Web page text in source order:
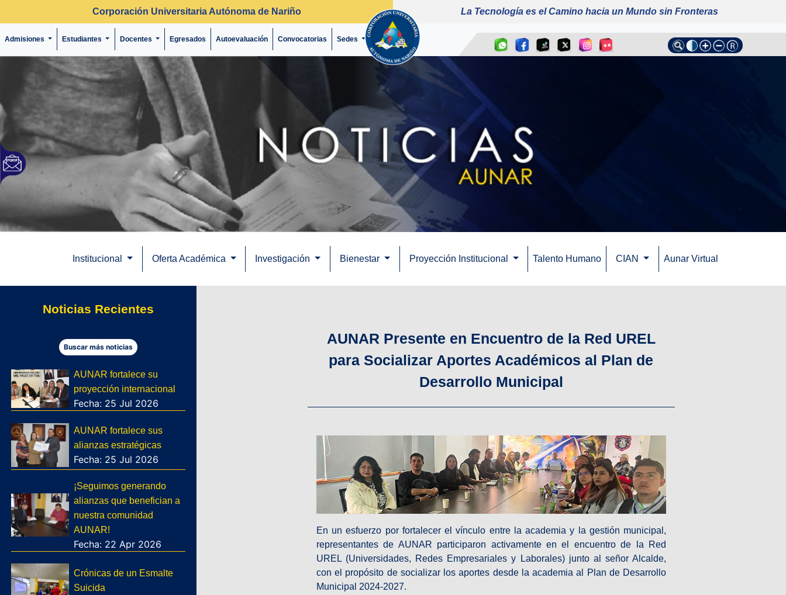
Corporación Universitaria Autónoma de Nariño La Tecnología es el Camino hacia un Mundo sin Fronteras
Admisiones Estudiantes Docentes Egresados Autoevaluación Convocatorias (current)
Sedes
Institucional Oferta Académica Investigación Bienestar Proyección Institucional Talento Humano CIAN Aunar Virtual
AUNAR Presente en Encuentro de la Red UREL
para Socializar Aportes Académicos al Plan de
Desarrollo Municipal
En un esfuerzo por fortalecer el vínculo entre la academia y la gestión municipal,
representantes de AUNAR participaron activamente en el encuentro de la Red
UREL (Universidades, Redes Empresariales y Laborales) junto al señor Alcalde,
con el propósito de socializar los aportes desde la academia al Plan de Desarrollo
Municipal 2024-2027.
Noticias Recientes
Buscar más noticias
AUNAR fortalece su
proyección internacional
Fecha: 25 Jul 2026
AUNAR fortalece sus
alianzas estratégicas
Fecha: 25 Jul 2026
¡Seguimos generando
alianzas que benefician a
nuestra comunidad
AUNAR!
Fecha: 22 Apr 2026
Crónicas de un Esmalte
Suicida